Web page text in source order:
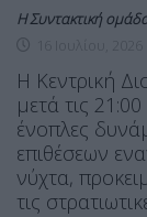
Η Συντακτική
Η Κεντρική
μετά τις
ένοπλες
επιθέσεων
νύχτα,
τις